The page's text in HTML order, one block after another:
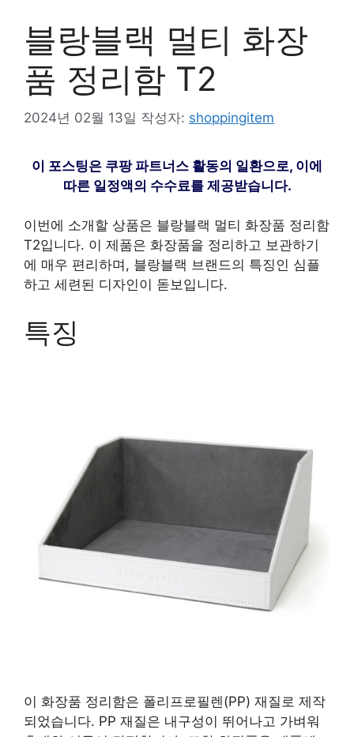
블랑블랙 멀티 화장
품 정리함 T2
2024년 02월 13일 작성자: shoppingitem
이 포스팅은 쿠팡 파트너스 활동의 일환으로, 이에
따른 일정액의 수수료를 제공받습니다.
이번에 소개할 상품은 블랑블랙 멀티 화장품 정리함
T2입니다. 이 제품은 화장품을 정리하고 보관하기
에 매우 편리하며, 블랑블랙 브랜드의 특징인 심플
하고 세련된 디자인이 돋보입니다.
특징
이 화장품 정리함은 폴리프로필렌(PP) 재질로 제작
되었습니다. PP 재질은 내구성이 뛰어나고 가벼워